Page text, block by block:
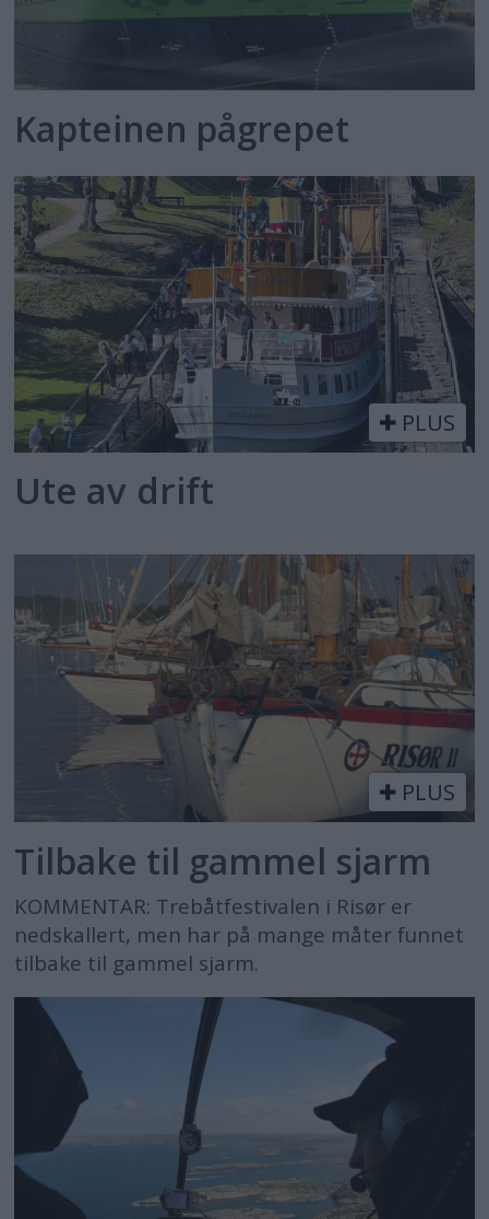
Kapteinen pågrepet
PLUS
Ute av drift
PLUS
Tilbake til gammel sjarm
KOMMENTAR: Trebåtfestivalen i Risør er
nedskallert, men har på mange måter funnet
tilbake til gammel sjarm.